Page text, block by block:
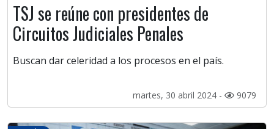
TSJ se reúne con presidentes de
Circuitos Judiciales Penales
Buscan dar celeridad a los procesos en el país.
martes, 30 abril 2024 - 9079